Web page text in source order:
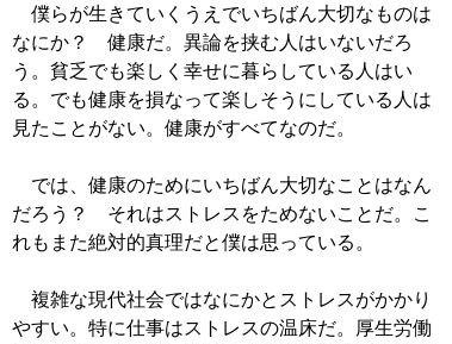
僕らが生きていくうえでいちばん大切なものは
なにか？ 健康だ。異論を挟む人はいないだろ
う。貧乏でも楽しく幸せに暮らしている人はい
る。でも健康を損なって楽しそうにしている人は
見たことがない。健康がすべてなのだ。
では、健康のためにいちばん大切なことはなん
だろう？ それはストレスをためないことだ。こ
れもまた絶対的真理だと僕は思っている。
複雑な現代社会ではなにかとストレスがかかり
やすい。特に仕事はストレスの温床だ。厚生労働